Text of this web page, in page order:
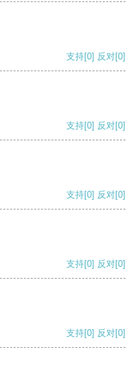
支持[0] 反对[0]
支持[0] 反对[0]
支持[0] 反对[0]
支持[0] 反对[0]
支持[0] 反对[0]